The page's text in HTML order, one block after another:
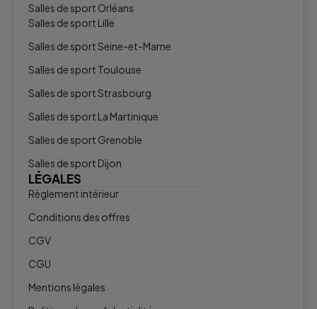
Salles de sport Orléans
Salles de sport Lille
Salles de sport Seine-et-Marne
Salles de sport Toulouse
Salles de sport Strasbourg
Salles de sport La Martinique
Salles de sport Grenoble
Salles de sport Dijon
LÉGALES
Règlement intérieur
Conditions des offres
CGV
CGU
Mentions légales